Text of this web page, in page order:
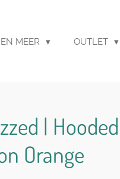
EN MEER OUTLET
|
Orange